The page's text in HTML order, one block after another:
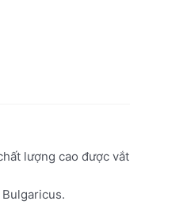
lượng cao được vắt